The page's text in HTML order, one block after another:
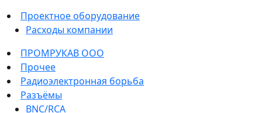
Проектное оборудование
Расходы компании
ПРОМРУКАВ ООО
Прочее
Радиоэлектронная борьба
Разъёмы
BNC/RCA